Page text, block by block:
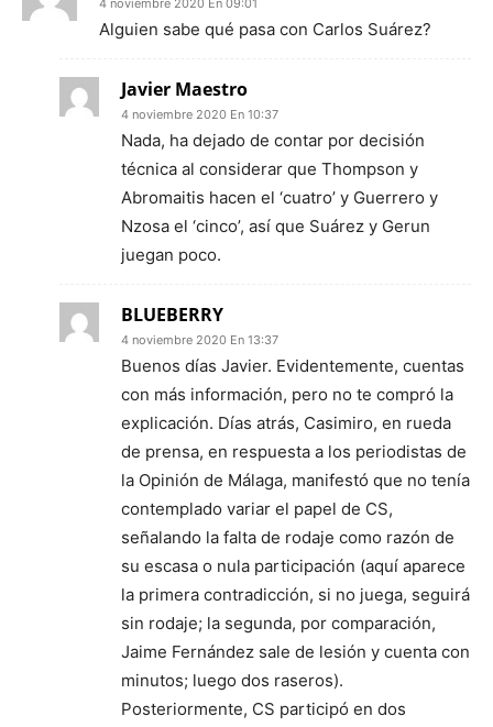
4 noviembre 2020 En 09:01
Alguien sabe qué pasa con Carlos Suárez?
Javier Maestro
4 noviembre 2020 En 10:37
Nada, ha dejado de contar por decisión
técnica al considerar que Thompson y
Abromaitis hacen el ‘cuatro’ y Guerrero y
Nzosa el ‘cinco’, así que Suárez y Gerun
juegan poco.
BLUEBERRY
4 noviembre 2020 En 13:37
Buenos días Javier. Evidentemente, cuentas
con más información, pero no te compró la
explicación. Días atrás, Casimiro, en rueda
de prensa, en respuesta a los periodistas de
la Opinión de Málaga, manifestó que no tenía
contemplado variar el papel de CS,
señalando la falta de rodaje como razón de
su escasa o nula participación (aquí aparece
la primera contradicción, si no juega, seguirá
sin rodaje; la segunda, por comparación,
Jaime Fernández sale de lesión y cuenta con
minutos; luego dos raseros).
Posteriormente, CS participó en dos